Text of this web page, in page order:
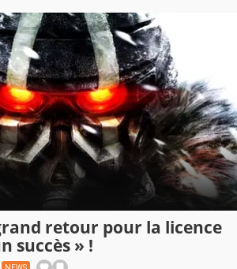
retour pour la licence
succès » !